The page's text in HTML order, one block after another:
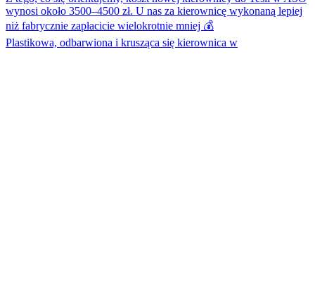
Plastikowa, odbarwiona i krusząca się kierownica w